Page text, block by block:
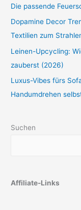
Die passende
Dopamine Decor
Textilien zum
Leinen-Upcycling:
zauberst (2026)
Luxus-Vibes fürs
Handumdrehen
Suchen
Affiliate-Links